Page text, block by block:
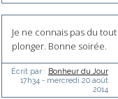
Je ne connais pas du
plonger. Bonne soirée.
Écrit par : Bonheur du Jour
17h34 - mercredi 20 août
2014